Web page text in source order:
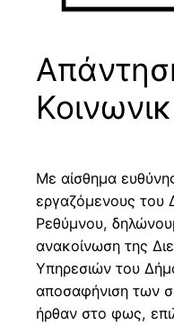
Με αίσθημα
εργαζόμενους του
Ρεθύμνου,
ανακοίνωση της
Υπηρεσιών του
αποσαφήνιση των
ήρθαν στο φως,